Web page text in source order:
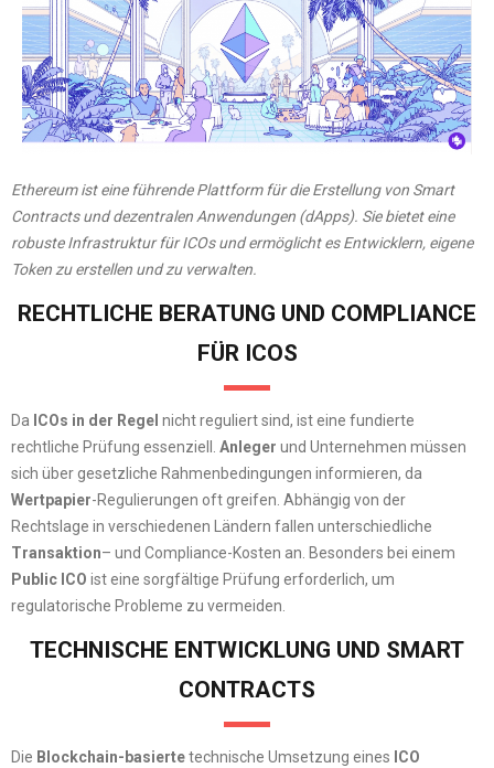
Ethereum ist eine führende Plattform für die Erstellung von Smart
Contracts und dezentralen Anwendungen (dApps). Sie bietet eine
robuste Infrastruktur für ICOs und ermöglicht es Entwicklern, eigene
Token zu erstellen und zu verwalten.
RECHTLICHE BERATUNG UND COMPLIANCE
FÜR ICOS
Da ICOs in der Regel nicht reguliert sind, ist eine fundierte
rechtliche Prüfung essenziell. Anleger und Unternehmen müssen
sich über gesetzliche Rahmenbedingungen informieren, da
Wertpapier-Regulierungen oft greifen. Abhängig von der
Rechtslage in verschiedenen Ländern fallen unterschiedliche
Transaktion– und Compliance-Kosten an. Besonders bei einem
Public ICO ist eine sorgfältige Prüfung erforderlich, um
regulatorische Probleme zu vermeiden.
TECHNISCHE ENTWICKLUNG UND SMART
CONTRACTS
Die Blockchain-basiertetechnische Umsetzung eines ICO